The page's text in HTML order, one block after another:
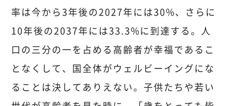
率は今から3年後の2027年には30%、さらに
10年後の2037年には33.3%に到達する。人
口の三分の一を占める高齢者が幸福であるこ
となくして、国全体がウェルビーイングにな
ることは決してありえない。子供たちや若い